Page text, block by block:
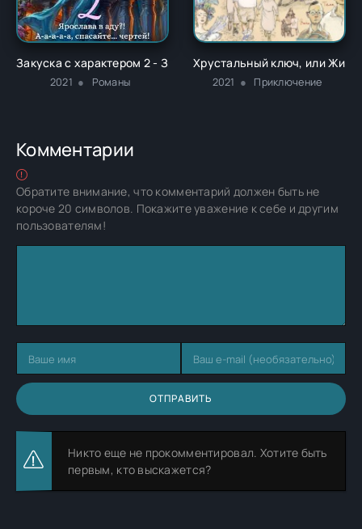
Закуска с характером 2 - Зинаида Владимировна Гаврик
2021 Романы
Хрустальный ключ, или
2021 Приключение
Комментарии
Обратите внимание, что комментарий должен быть не
короче 20 символов. Покажите уважение к себе и другим
пользователям!
ОТПРАВИТЬ
Никто еще не прокомментировал. Хотите быть
первым, кто выскажется?